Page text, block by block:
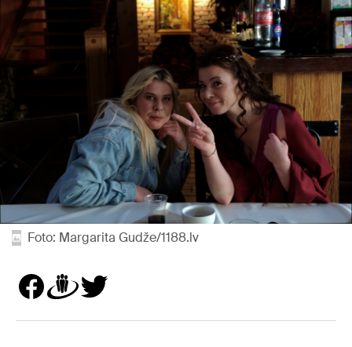
Foto: Margarita Gudže/1188.lv